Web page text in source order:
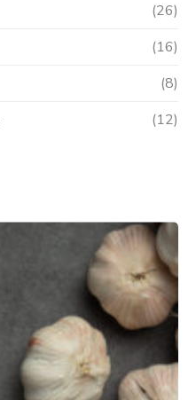
(26)
(16)
(8)
(12)